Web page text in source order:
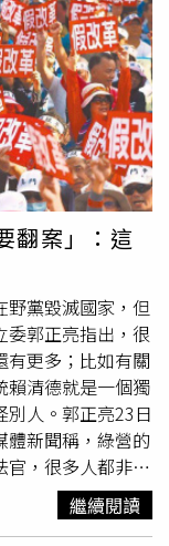
結盟，一起去對抗
駐日代表之後，謝
德看起來又一副，
外，其他的都不留
，就只有團結起來
。
為當老師比較吃
法：「這些我都不
裡的人，一路就是
調劑身心。（圖／
瓶頸，也有過想放
新的契機，讓她突
過，像是近期在主
肚子劇痛，當下真
束錄影，但痛的
過念頭如果真的
誰能來擋一下，
秒，最後我用意志
播們一定都會遇到
真的是我們的日
過想放棄。（圖／
許願「要活的比
就是要逐年進步，
很重要，不能被時
制而影響心情，但
司轉型至今第五
翻案」：這
野黨毀滅國家，但
委郭正亮指出，很
有更多；比如有關
賴清德就是一個獨
別人。郭正亮23日
體新聞稱，綠營的
官，很多人都非常
就是個大深綠！她
這個深綠的人，你
繼續閱讀